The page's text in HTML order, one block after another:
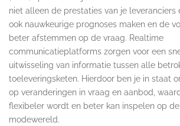
niet alleen de prestaties van je leveranciers
ook nauwkeurige prognoses maken en de
beter afstemmen op de vraag. Realtime
communicatieplatforms zorgen voor een
uitwisseling van informatie tussen alle
toeleveringsketen. Hierdoor ben je in staat
op veranderingen in vraag en aanbod,
flexibeler wordt en beter kan inspelen op
modewereld.